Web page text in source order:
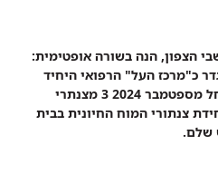
הצפון, הנה בשורה אופטימית:
כ"מרכז העל" הרפואי היחיד
מצפון לתל אביב, פועלים החל מספטמבר 2024 3 מצנתרי
צנתורי המוח החיונית בבית
שלם.